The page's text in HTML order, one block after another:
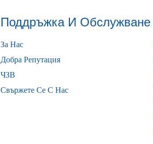
Поддръжка И Обслужване
За Нас
Добра Репутация
ЧЗВ
Свържете Се С Нас